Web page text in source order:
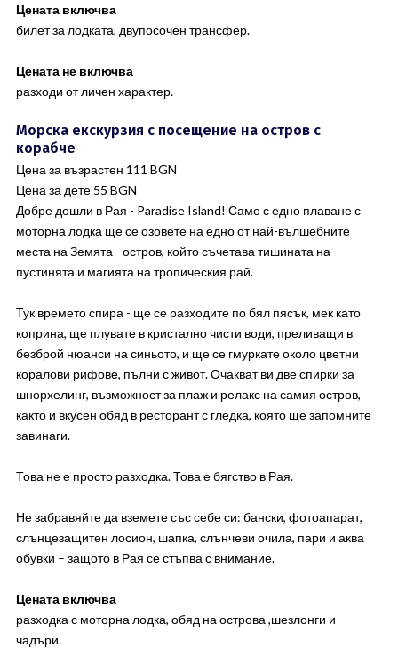
Цената включва
билет за лодката, двупосочен трансфер.
Цената не включва
разходи от личен характер.
Морска екскурзия с посещение на остров с
корабче
Цена за възрастен 111 BGN
Цена за дете 55 BGN
Добре дошли в Рая - Paradise Island! Само с едно плаване с
моторна лодка ще се озовете на едно от най-вълшебните
места на Земята - остров, който съчетава тишината на
пустинята и магията на тропическия рай.
Тук времето спира - ще се разходите по бял пясък, мек като
коприна, ще плувате в кристално чисти води, преливащи в
безброй нюанси на синьото, и ще се гмуркате около цветни
коралови рифове, пълни с живот. Очакват ви две спирки за
шнорхелинг, възможност за плаж и релакс на самия остров,
както и вкусен обяд в ресторант с гледка, която ще запомните
завинаги.
Това не е просто разходка. Това е бягство в Рая.
Не забравяйте да вземете със себе си: бански, фотоапарат,
слънцезащитен лосион, шапка, слънчеви очила, пари и аква
обувки – защото в Рая се стъпва с внимание.
Цената включва
разходка с моторна лодка, обяд на острова ,шезлонги и
чадъри.